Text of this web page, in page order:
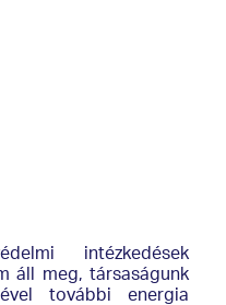
intézkedések
áll meg, társaságunk
további energia